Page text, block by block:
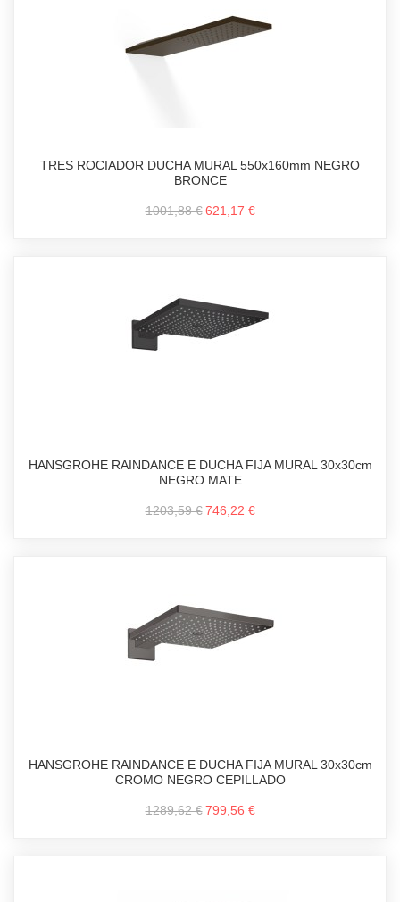
TRES ROCIADOR DUCHA MURAL 550x160mm NEGRO
BRONCE
1001,88 € 621,17 €
HANSGROHE RAINDANCE E DUCHA FIJA MURAL 30x30cm
NEGRO MATE
1203,59 € 746,22 €
HANSGROHE RAINDANCE E DUCHA FIJA MURAL 30x30cm
CROMO NEGRO CEPILLADO
1289,62 € 799,56 €